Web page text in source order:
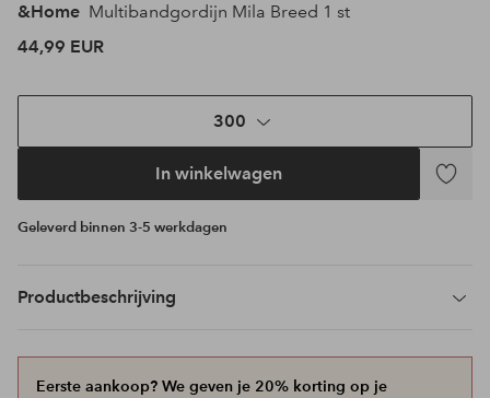
&Home Multibandgordijn Mila Breed 1 st
44,99 EUR
300
In winkelwagen
Geleverd binnen 3-5 werkdagen
Productbeschrijving
Eerste aankoop? We geven je 20% korting op je